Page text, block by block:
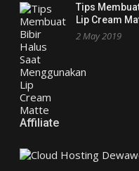
Tips
Lip Cream
2 May 2019
Affiliate